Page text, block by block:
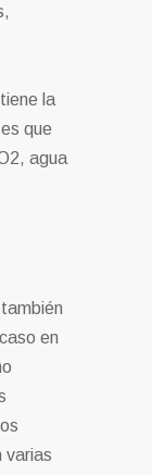
la
que
agua
en
varias